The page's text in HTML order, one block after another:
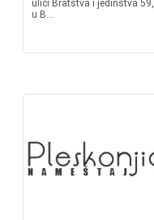
ulici Bratstva i jedinstva 59,
u B...